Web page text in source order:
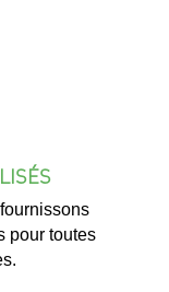
pour toutes